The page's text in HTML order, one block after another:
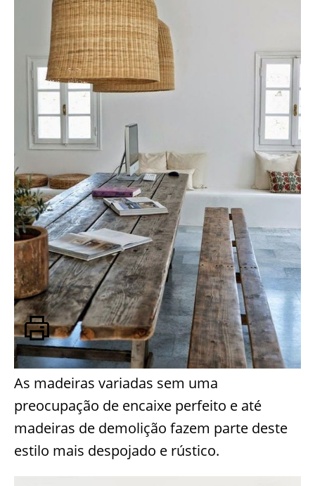
As madeiras variadas sem uma
preocupação de encaixe perfeito e até
madeiras de demolição fazem parte deste
estilo mais despojado e rústico.